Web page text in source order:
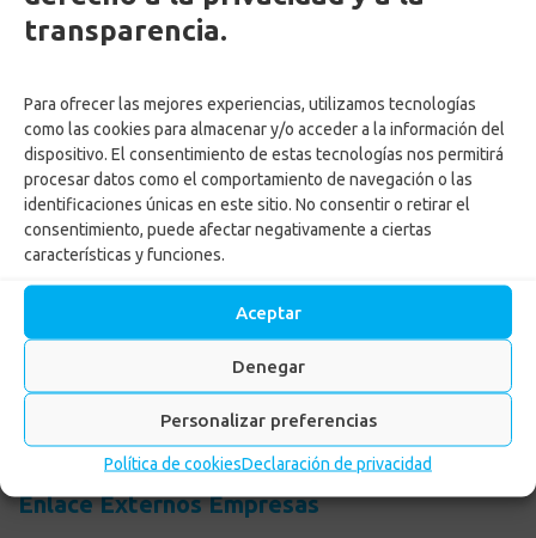
transparencia.
Para ofrecer las mejores experiencias, utilizamos tecnologías
como las cookies para almacenar y/o acceder a la información del
dispositivo. El consentimiento de estas tecnologías nos permitirá
procesar datos como el comportamiento de navegación o las
identificaciones únicas en este sitio. No consentir o retirar el
consentimiento, puede afectar negativamente a ciertas
características y funciones.
Aceptar
Denegar
Personalizar preferencias
Política de cookiesDeclaración de privacidad
Enlaces Externos Personas
PQRSF: tu opinión es importante
Asopagos
Trabaja con nosotros
Agencia de Gestión y Colocación de Empleo
Política tratamiento de datos
Aviso de Privacidad
Cumplimiento normas y recomendaciones para uso de Centros
Autorización tratamiento y uso de datos menores
Enlace Externos Empresas